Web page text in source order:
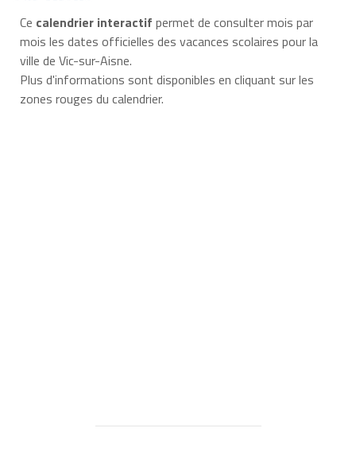
Ce calendrier interactif permet de consulter mois par
mois les dates officielles des vacances scolaires pour la
ville de Vic-sur-Aisne.
Plus d'informations sont disponibles en cliquant sur les
zones rouges du calendrier.